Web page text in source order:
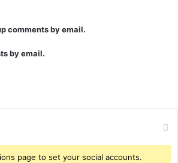
comments by email.
by email.
page to set your social accounts.